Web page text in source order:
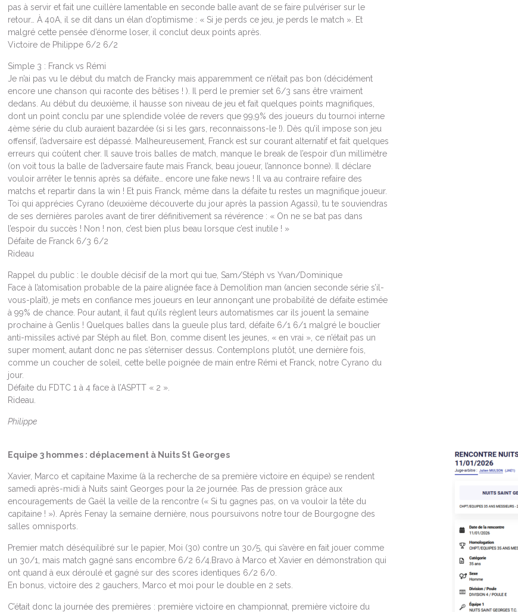
pas à servir et fait une cuillère lamentable en seconde balle avant de se faire pulvériser sur le
retour… À 40A, il se dit dans un élan d’optimisme : « Si je perds ce jeu, je perds le match ». Et
malgré cette pensée d’énorme loser, il conclut deux points après.
Victoire de Philippe 6/2 6/2
Simple 3 : Franck vs Rémi
Je n’ai pas vu le début du match de Francky mais apparemment ce n’était pas bon (décidément
encore une chanson qui raconte des bêtises ! ). Il perd le premier set 6/3 sans être vraiment
dedans. Au début du deuxième, il hausse son niveau de jeu et fait quelques points magnifiques,
dont un point conclu par une splendide volée de revers que 99,9% des joueurs du tournoi interne
4ème série du club auraient bazardée (si si les gars, reconnaissons-le !). Dès qu’il impose son jeu
offensif, l’adversaire est dépassé. Malheureusement, Franck est sur courant alternatif et fait quelques
erreurs qui coûtent cher. Il sauve trois balles de match, manque le break de l’espoir d’un millimètre
(on voit tous la balle de l’adversaire faute mais Franck, beau joueur, l’annonce bonne). Il déclare
vouloir arrêter le tennis après sa défaite… encore une fake news ! Il va au contraire refaire des
matchs et repartir dans la win ! Et puis Franck, même dans la défaite tu restes un magnifique joueur.
Toi qui apprécies Cyrano (deuxième découverte du jour après la passion Agassi), tu te souviendras
de ses dernières paroles avant de tirer définitivement sa révérence : « On ne se bat pas dans
l’espoir du succès ! Non ! non, c’est bien plus beau lorsque c’est inutile ! »
Défaite de Franck 6/3 6/2
Rideau
Rappel du public : le double décisif de la mort qui tue, Sam/Stéph vs Yvan/Dominique
Face à l’atomisation probable de la paire alignée face à Demolition man (ancien seconde série s’il-
vous-plaît), je mets en confiance mes joueurs en leur annonçant une probabilité de défaite estimée
à 99% de chance. Pour autant, il faut qu’ils règlent leurs automatismes car ils jouent la semaine
prochaine à Genlis ! Quelques balles dans la gueule plus tard, défaite 6/1 6/1 malgré le bouclier
anti-missiles activé par Stéph au filet. Bon, comme disent les jeunes, « en vrai », ce n’était pas un
super moment, autant donc ne pas s’éterniser dessus. Contemplons plutôt, une dernière fois,
comme un coucher de soleil, cette belle poignée de main entre Rémi et Franck, notre Cyrano du
jour.
Défaite du FDTC 1 à 4 face à l’ASPTT « 2 ».
Rideau.
Philippe
Equipe 3 hommes : déplacement à Nuits St Georges
Xavier, Marco et capitaine Maxime (à la recherche de sa première victoire en équipe) se rendent
samedi après-midi à Nuits saint Georges pour la 2e journée. Pas de pression grâce aux
encouragements de Gaël la veille de la rencontre (« Si tu gagnes pas, on va vouloir la tête du
capitaine ! »). Après Fenay la semaine dernière, nous poursuivons notre tour de Bourgogne des
salles omnisports.
Premier match déséquilibré sur le papier, Moi (30) contre un 30/5, qui s’avère en fait jouer comme
un 30/1, mais match gagné sans encombre 6/2 6/4.Bravo à Marco et Xavier en démonstration qui
ont quand à eux déroulé et gagné sur des scores identiques 6/2 6/0.
En bonus, victoire des 2 gauchers, Marco et moi pour le double en 2 sets.
C’était donc la journée des premières : première victoire en championnat, première victoire du